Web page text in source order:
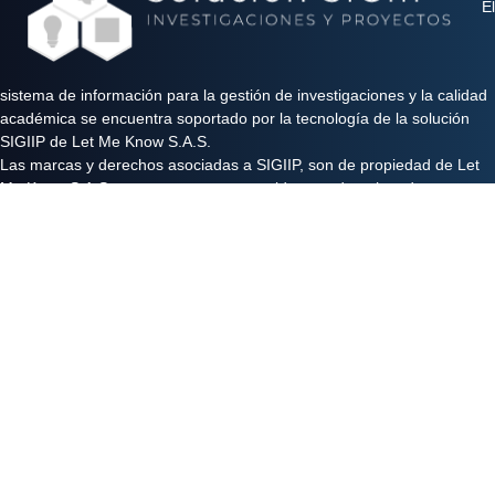
El
sistema de información para la gestión de investigaciones y la calidad
académica se encuentra soportado por la tecnología de la solución
SIGIIP de Let Me Know S.A.S.
Las marcas y derechos asociadas a SIGIIP, son de propiedad de Let
Me Know S.A.S y se encuentran protegidos por derechos de autor e